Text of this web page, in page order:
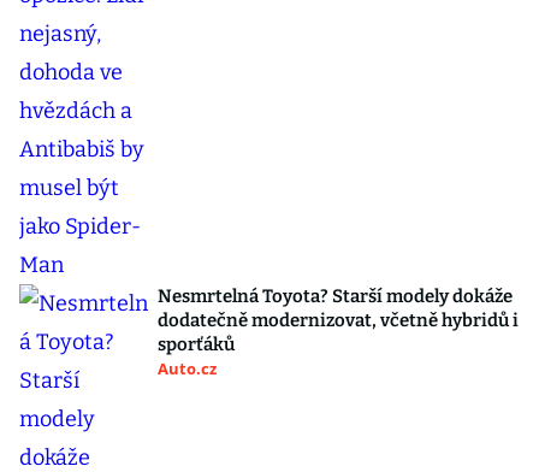
Nesmrtelná Toyota? Starší modely dokáže
dodatečně modernizovat, včetně hybridů i
sporťáků
Auto.cz